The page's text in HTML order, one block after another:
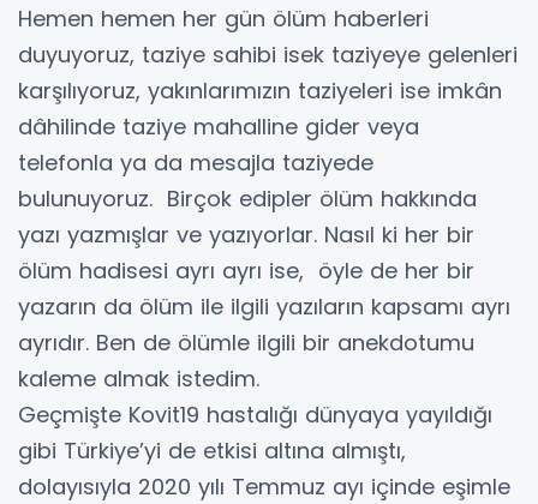
Hemen hemen her gün ölüm haberleri
duyuyoruz, taziye sahibi isek taziyeye gelenleri
karşılıyoruz, yakınlarımızın taziyeleri ise imkân
dâhilinde taziye mahalline gider veya
telefonla ya da mesajla taziyede
bulunuyoruz. Birçok edipler ölüm hakkında
yazı yazmışlar ve yazıyorlar. Nasıl ki her bir
ölüm hadisesi ayrı ayrı ise, öyle de her bir
yazarın da ölüm ile ilgili yazıların kapsamı ayrı
ayrıdır. Ben de ölümle ilgili bir anekdotumu
kaleme almak istedim.
Geçmişte Kovit19 hastalığı dünyaya yayıldığı
gibi Türkiye’yi de etkisi altına almıştı,
dolayısıyla 2020 yılı Temmuz ayı içinde eşimle